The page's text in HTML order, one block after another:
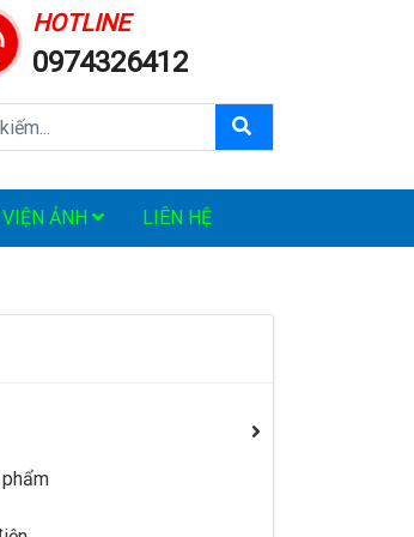
HOTLINE
0974326412
ẢNH LIÊN HỆ